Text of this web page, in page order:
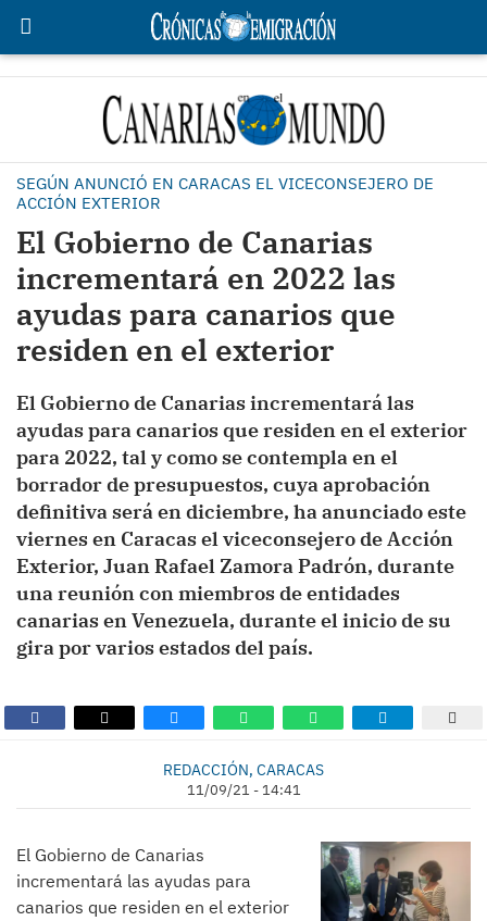
SEGÚN ANUNCIÓ EN CARACAS EL VICECONSEJERO DE
ACCIÓN EXTERIOR
El Gobierno de Canarias
incrementará en 2022 las
ayudas para canarios que
residen en el exterior
El Gobierno de Canarias incrementará las
ayudas para canarios que residen en el exterior
para 2022, tal y como se contempla en el
borrador de presupuestos, cuya aprobación
definitiva será en diciembre, ha anunciado este
viernes en Caracas el viceconsejero de Acción
Exterior, Juan Rafael Zamora Padrón, durante
una reunión con miembros de entidades
canarias en Venezuela, durante el inicio de su
gira por varios estados del país.
REDACCIÓN, CARACAS
11/09/21 - 14:41
El Gobierno de Canarias
incrementará las ayudas para
canarios que residen en el exterior